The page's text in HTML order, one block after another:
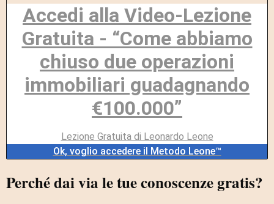
Accedi alla Video-Lezione
Gratuita - “Come abbiamo
chiuso due operazioni
immobiliari guadagnando
€100.000”
Lezione Gratuita di Leonardo Leone
Ok, voglio accedere il Metodo Leone™
Perché dai via le tue conoscenze gratis?